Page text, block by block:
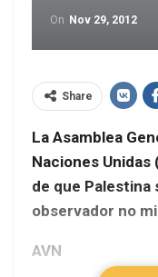
On Nov 29, 2012
Share
La Asamblea
Naciones Unidas
de que Palestina
observador no
AVN